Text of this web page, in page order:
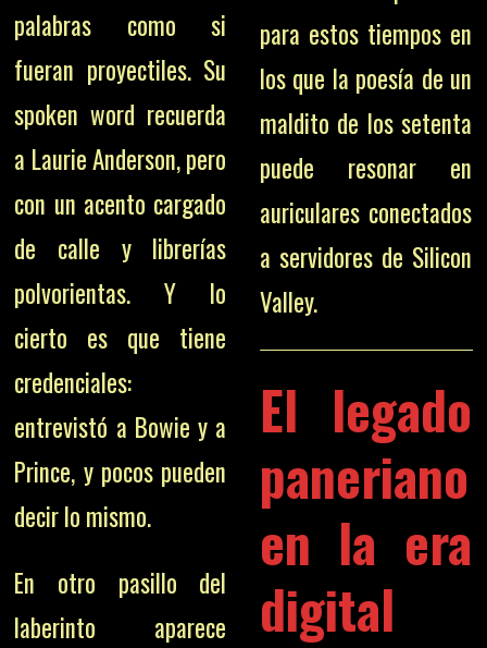
palabras como si
fueran proyectiles. Su
spoken word recuerda
a Laurie Anderson, pero
con un acento cargado
de calle y librerías
polvorientas. Y lo
cierto es que tiene
credenciales:
entrevistó a Bowie y a
Prince, y pocos pueden
decir lo mismo.
En otro pasillo del
laberinto aparece
para estos tiempos en
los que la poesía de un
maldito de los setenta
puede resonar en
auriculares conectados
a servidores de Silicon
Valley.
El legado
paneriano
en la era
digital